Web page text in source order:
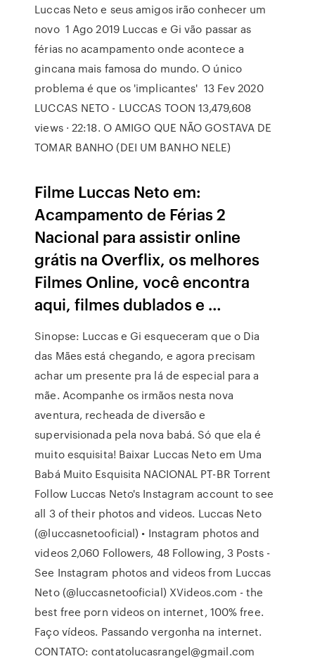
Luccas Neto e seus amigos irão conhecer um
novo 1 Ago 2019 Luccas e Gi vão passar as
férias no acampamento onde acontece a
gincana mais famosa do mundo. O único
problema é que os 'implicantes' 13 Fev 2020
LUCCAS NETO - LUCCAS TOON 13,479,608
views · 22:18. O AMIGO QUE NÃO GOSTAVA DE
TOMAR BANHO (DEI UM BANHO NELE)
Filme Luccas Neto em:
Acampamento de Férias 2
Nacional para assistir online
grátis na Overflix, os melhores
Filmes Online, você encontra
aqui, filmes dublados e …
Sinopse: Luccas e Gi esqueceram que o Dia
das Mães está chegando, e agora precisam
achar um presente pra lá de especial para a
mãe. Acompanhe os irmãos nesta nova
aventura, recheada de diversão e
supervisionada pela nova babá. Só que ela é
muito esquisita! Baixar Luccas Neto em Uma
Babá Muito Esquisita NACIONAL PT-BR Torrent
Follow Luccas Neto's Instagram account to see
all 3 of their photos and videos. Luccas Neto
(@luccasnetooficial) • Instagram photos and
videos 2,060 Followers, 48 Following, 3 Posts -
See Instagram photos and videos from Luccas
Neto (@luccasnetooficial) XVideos.com - the
best free porn videos on internet, 100% free.
Faço vídeos. Passando vergonha na internet.
CONTATO: contatolucasrangel@gmail.com